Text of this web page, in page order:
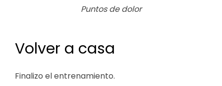
Puntos de dolor
Volver a casa
Finalizo el entrenamiento.